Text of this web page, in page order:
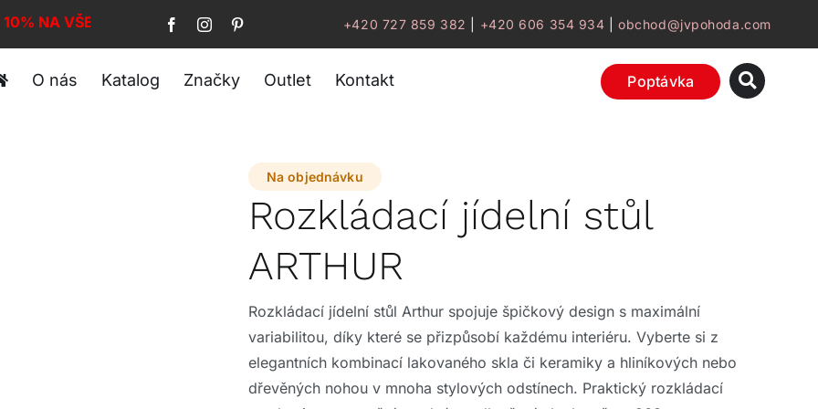
10% NA VŠE! +420 727 859 382 +420 606 354 934 |obchod@jvpohoda.com
O nás Katalog Značky Outlet Kontakt Poptávka
Na objednávku
Rozkládací jídelní stůl
ARTHUR
Rozkládací jídelní stůl Arthur spojuje špičkový design s maximální
variabilitou, díky které se přizpůsobí každému interiéru. Vyberte si z
elegantních kombinací lakovaného skla či keramiky a hliníkových nebo
dřevěných nohou v mnoha stylových odstínech. Praktický rozkládací